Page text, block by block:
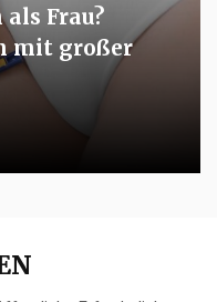
Frau?
mit großer